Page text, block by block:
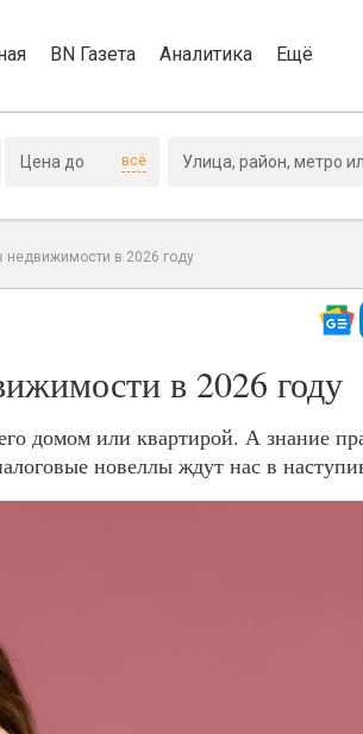
BN Газета Аналитика Ещё
всё
недвижимости в 2026 году
в 2026 году
домом или квартирой. А знание
новеллы ждут нас в